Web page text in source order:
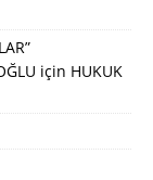
için HUKUK